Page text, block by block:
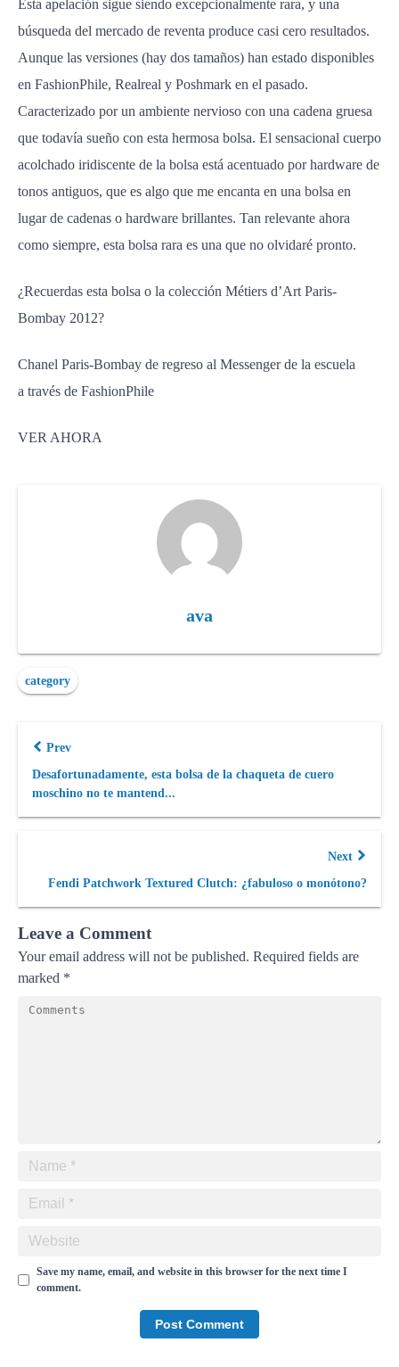
Esta apelación sigue siendo excepcionalmente rara, y una
búsqueda del mercado de reventa produce casi cero resultados.
Aunque las versiones (hay dos tamaños) han estado disponibles
en FashionPhile, Realreal y Poshmark en el pasado.
Caracterizado por un ambiente nervioso con una cadena gruesa
que todavía sueño con esta hermosa bolsa. El sensacional cuerpo
acolchado iridiscente de la bolsa está acentuado por hardware de
tonos antiguos, que es algo que me encanta en una bolsa en
lugar de cadenas o hardware brillantes. Tan relevante ahora
como siempre, esta bolsa rara es una que no olvidaré pronto.
¿Recuerdas esta bolsa o la colección Métiers d’Art Paris-
Bombay 2012?
Chanel Paris-Bombay de regreso al Messenger de la escuela
a través de FashionPhile
VER AHORA
ava
category
Prev
Desafortunadamente, esta bolsa de la chaqueta de cuero
moschino no te mantend...
Next
Fendi Patchwork Textured Clutch: ¿fabuloso o monótono?
Leave a Comment
Your email address will not be published. Required fields are
marked *
Save my name, email, and website in this browser for the next time I
comment.